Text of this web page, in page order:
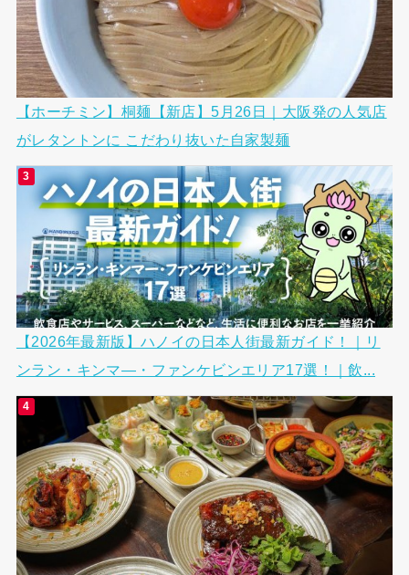
【ホーチミン】桐麺【新店】5月26日｜大阪発の人気店
がレタントンに こだわり抜いた自家製麺
【2026年最新版】ハノイの日本人街最新ガイド！｜リ
ンラン・キンマ―・ファンケビンエリア17選！｜飲...